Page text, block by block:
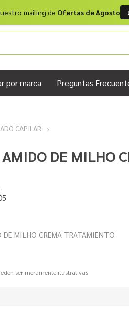
mailing de Ofertas de Agosto
por marca Preguntas
CAPILAR
DE MILHO
DE MILHO CREMA TRATAMIENTO
ser meramente ilustrativas